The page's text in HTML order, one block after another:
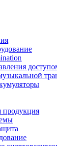
продукция